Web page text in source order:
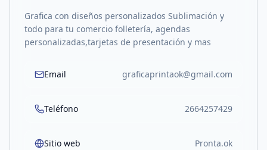
Grafica con diseños personalizados Sublimación y
todo para tu comercio folletería, agendas
personalizadas,tarjetas de presentación y mas
Email graficaprintaok@gmail.com
Teléfono 2664257429
Sitio web Pronta.ok